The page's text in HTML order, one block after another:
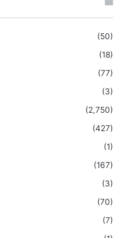
(50)
(18)
(77)
(3)
(2,750)
(427)
(1)
(167)
(3)
(70)
(7)